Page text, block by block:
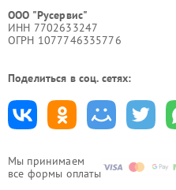
Мы принимаем
все формы оплаты
ООО "Русервис"
ИНН 7702633247
ОГРН 1077746335776
Поделиться в соц. сетях: